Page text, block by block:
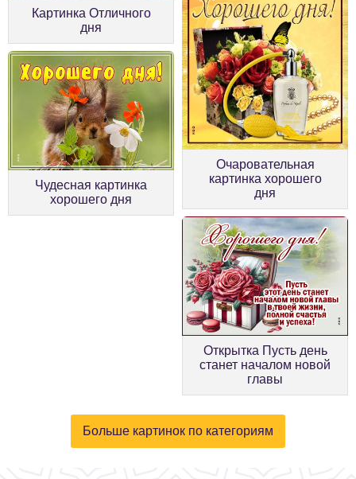
Картинка Отличного
дня
Очаровательная
картинка хорошего
дня
Чудесная картинка
хорошего дня
Открытка Пусть день
станет началом новой
главы
Больше картинок по категориям